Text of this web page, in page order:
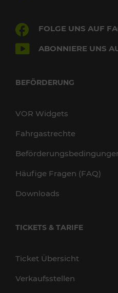
FOLGE UNS AUF
ABONNIERE UNS
BEFÖRDERUNG
VOR Widgets
Fahrgastrechte
Häufige Fragen (FAQ)
Downloads
TICKETS & TARIFE
Ticket Übersicht
Verkaufsstellen